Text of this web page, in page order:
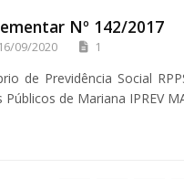
Nº 142/2017
16/09/2020 1
de Previdência Social
de Mariana IPREV